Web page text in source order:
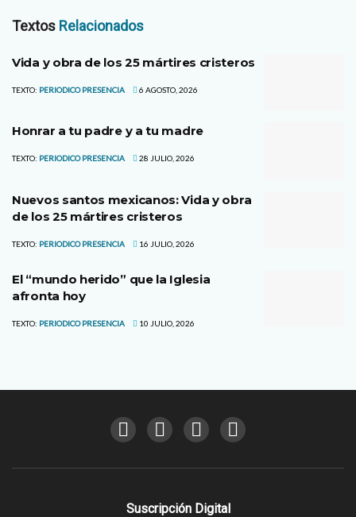
Textos Relacionados
Vida y obra de los 25 mártires cristeros
TEXTO: PERIODICO PRESENCIA 6 AGOSTO, 2026
Honrar a tu padre y a tu madre
TEXTO: PERIODICO PRESENCIA 28 JULIO, 2026
Nuevos santos mexicanos: Vida y obra
de los 25 mártires cristeros
TEXTO: PERIODICO PRESENCIA 16 JULIO, 2026
El “mundo herido” que la Iglesia
afronta hoy
TEXTO: PERIODICO PRESENCIA 10 JULIO, 2026
Suscripción Digital